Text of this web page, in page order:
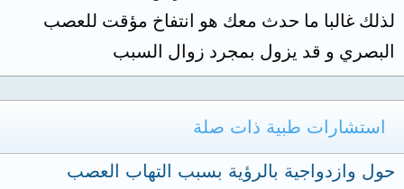
لذلك غالبا ما حدث معك هو انتفاخ مؤقت للعصب
البصري و قد يزول بمجرد زوال السبب
استشارات طبية ذات صلة
حول وازدواجية بالرؤية بسبب التهاب العصب